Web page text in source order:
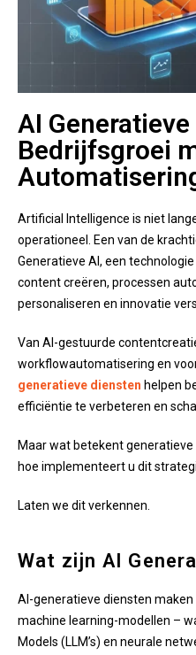
AI
Bedrijfsgroei
Artificial Intelligence is niet
operationeel. Een van de
Generatieve AI, een
content creëren, processen
personaliseren en innovatie
Van AI-gestuurde
workflowautomatisering en
generatieve diensten helpen
efficiëntie te verbeteren en
Maar wat betekent
hoe implementeert u dit
Laten we dit verkennen.
Wat zijn AI
AI-generatieve diensten
machine learning-modellen –
Models (LLM’s) en neurale